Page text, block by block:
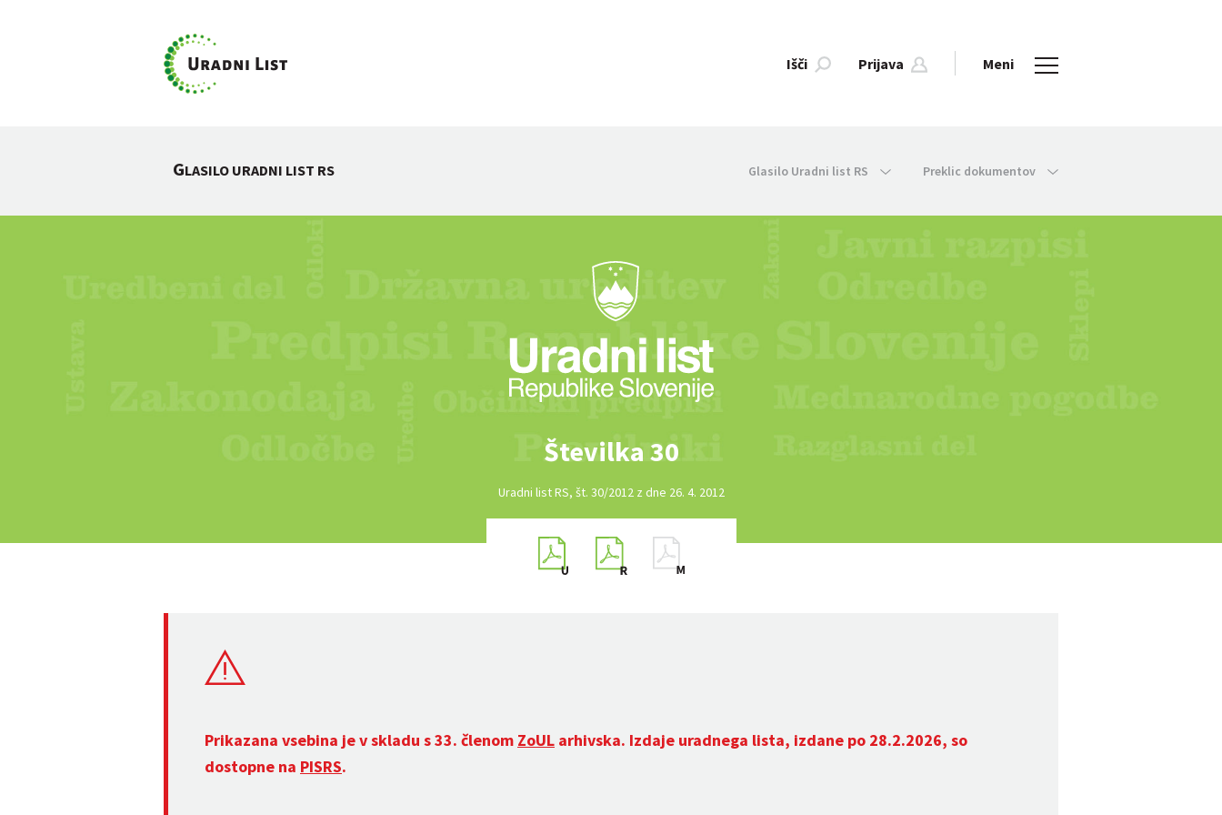
Išči Prijava Meni
GLASILO URADNI LIST RS Glasilo Uradni list RS Preklic dokumentov
Številka 30
Uradni list RS, št. 30/2012 z dne 26. 4. 2012
Prikazana vsebina je v skladu s 33. členom ZoUL arhivska. Izdaje uradnega lista, izdane po 28.2.2026, so
dostopne na PISRS.